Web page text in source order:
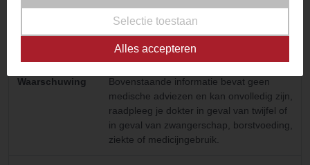
Natuurlijke
Ja
Waarschuwing
Bovenstaande informatie bevat geen
medische adviezen en kan onvolledig zijn,
raadpleeg je dokter in geval van twijfel of
in geval van zwangerschap, borstvoeding,
ziekte of medicijngebruik.
Selectie toestaan
Alles accepteren